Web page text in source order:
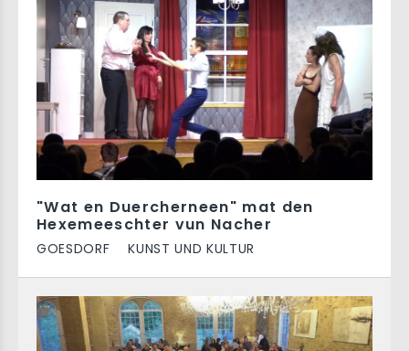
"Wat en Duercherneen" mat den
Hexemeeschter vun Nacher
GOESDORF KUNST UND KULTUR